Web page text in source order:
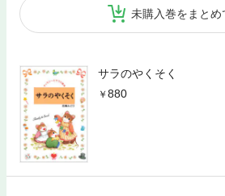
未購入巻をまとめ
サラのやくそく
880